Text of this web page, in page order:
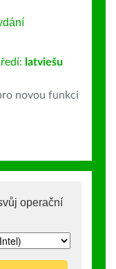
latviešu
novou funkci
operační